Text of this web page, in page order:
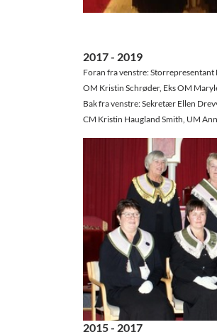
2017 - 2019
Foran fra venstre: Storrepresentant
OM Kristin Schrøder, Eks OM
​Bak fra venstre: Sekretær Ellen
CM Kristin Haugland Smith, UM
​2015 - 2017